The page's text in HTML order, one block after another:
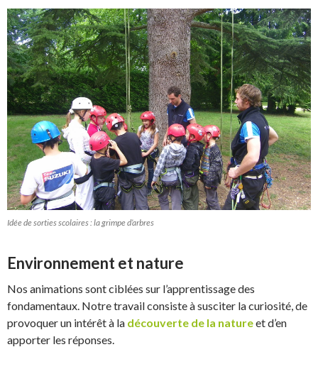
Idée de sorties scolaires : la grimpe d’arbres
Environnement et nature
Nos animations sont ciblées sur l’apprentissage des
fondamentaux. Notre travail consiste à susciter la curiosité, de
provoquer un intérêt à la découverte de la natureet d’en
apporter les réponses.